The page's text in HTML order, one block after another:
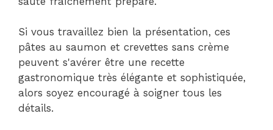
Si vous travaillez bien la présentation, ces
pâtes au saumon et crevettes sans crème
peuvent s'avérer être une recette
gastronomique très élégante et sophistiquée,
alors soyez encouragé à soigner tous les
détails.